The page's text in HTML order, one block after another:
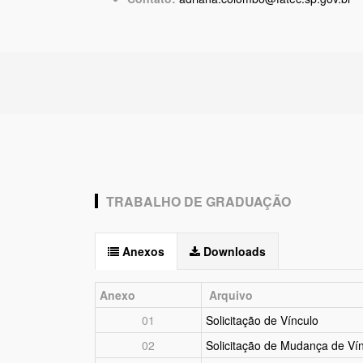
TRABALHO DE GRADUAÇÃO
Anexos Downloads
Anexo Arquivo
01
Solicitação de Vínculo
02
Solicitação de Mudança de